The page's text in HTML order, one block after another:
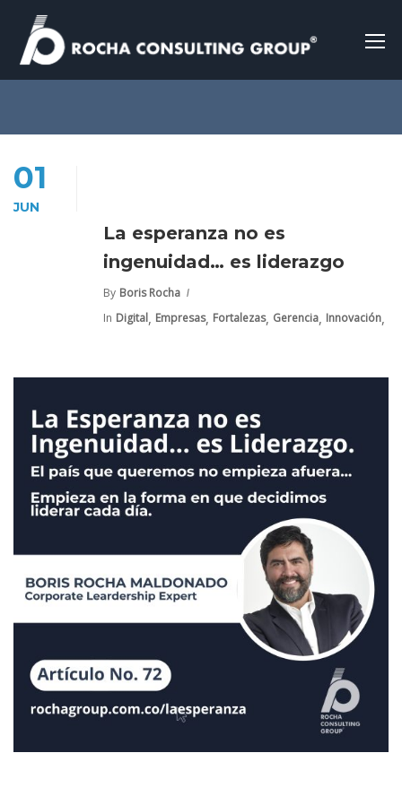
01
JUN
La esperanza no es
ingenuidad… es liderazgo
By Boris Rocha
In Digital, Empresas, Fortalezas, Gerencia, Innovación,